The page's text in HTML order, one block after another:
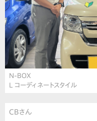
N-BOX
L コーディネートスタイル
CBさん